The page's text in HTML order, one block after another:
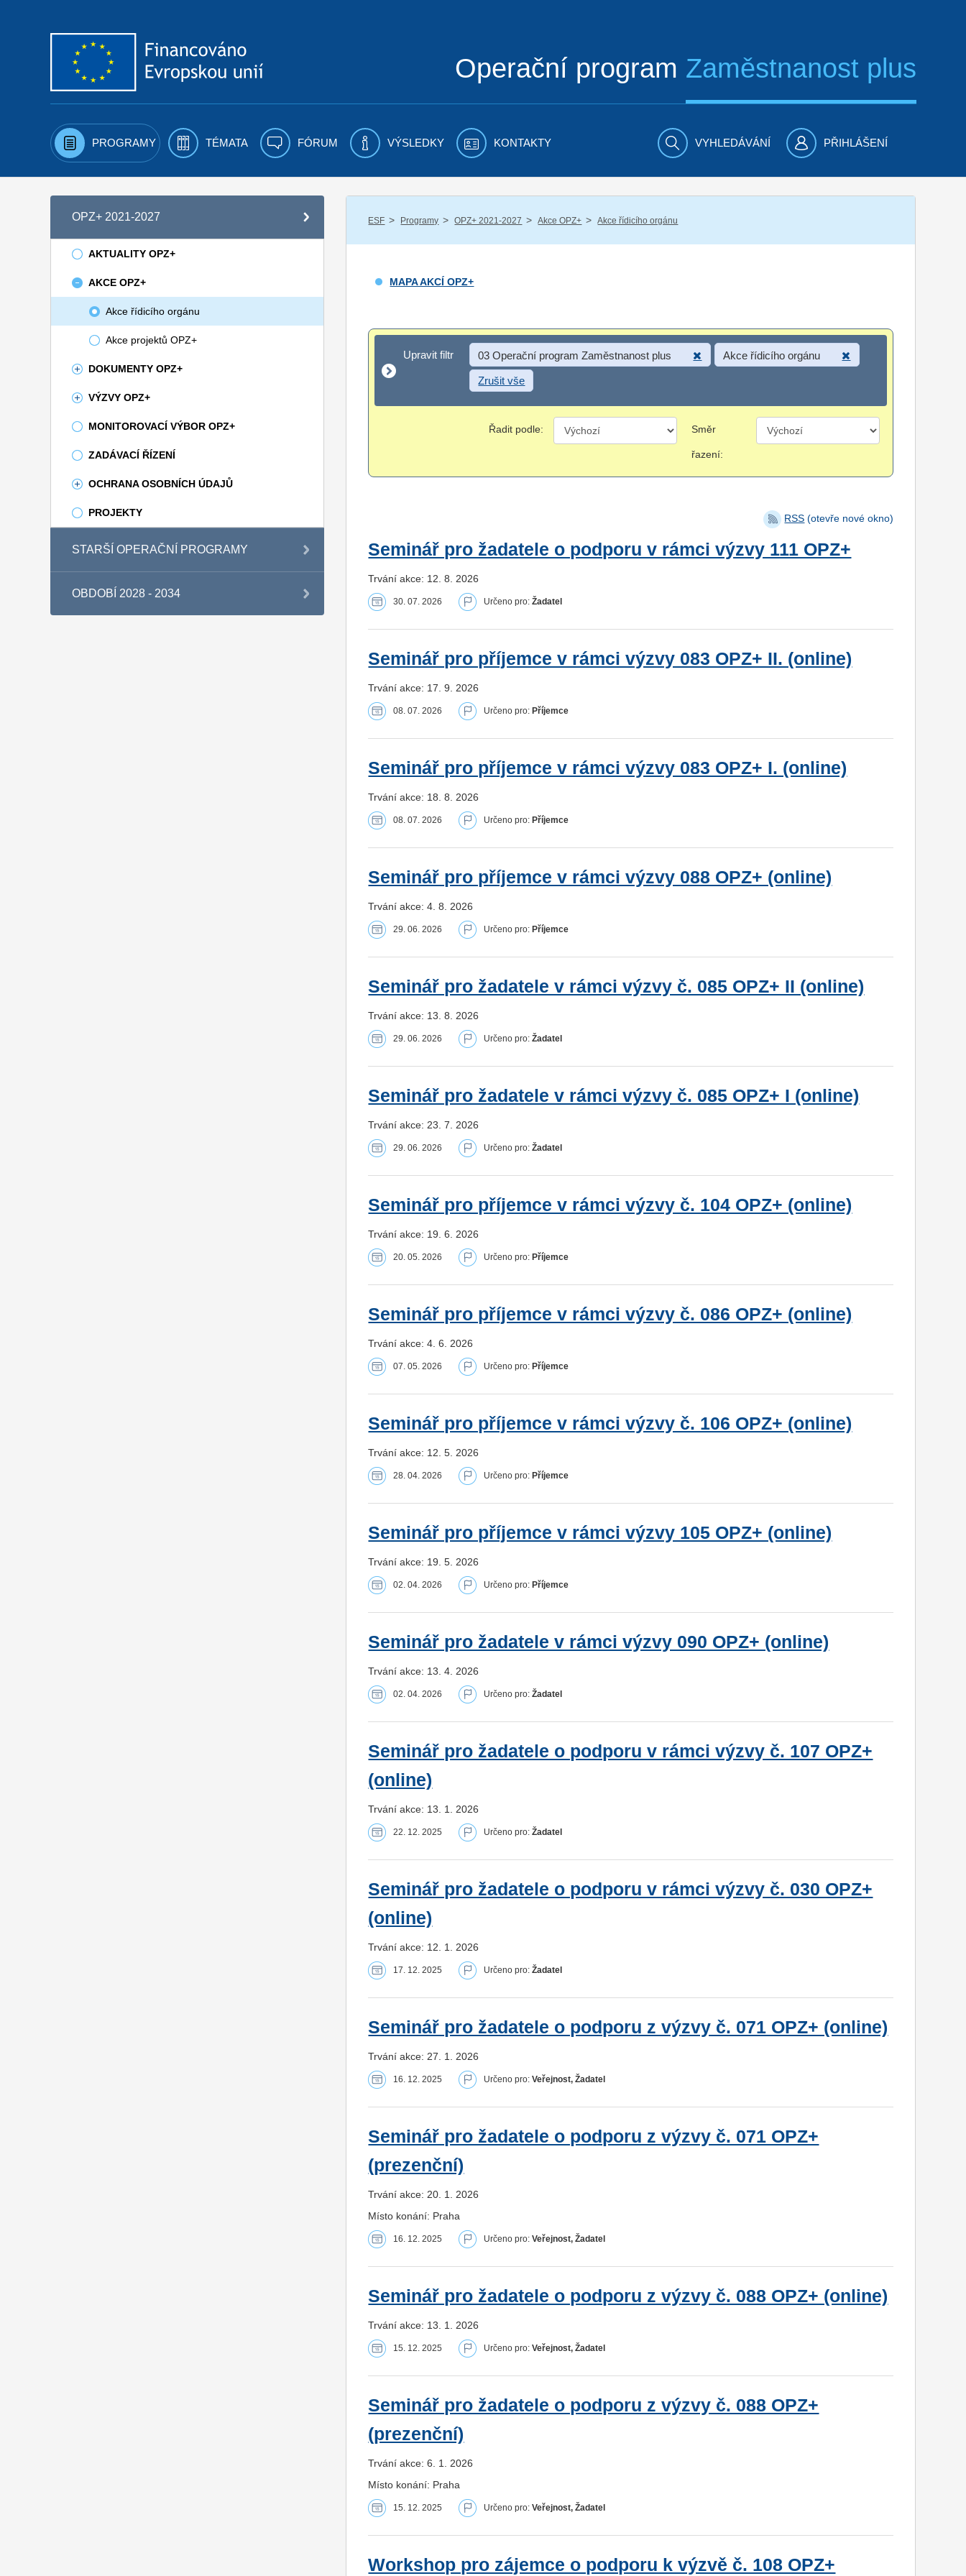
Operační program Zaměstnanost plus
PROGRAMY TÉMATA FÓRUM VÝSLEDKY KONTAKTY VYHLEDÁVÁNÍ PŘIHLÁŠENÍ
OPZ+ 2021-2027
AKTUALITY OPZ+
AKCE OPZ+
Akce řídicího orgánu
Akce projektů OPZ+
DOKUMENTY OPZ+
VÝZVY OPZ+
MONITOROVACÍ VÝBOR OPZ+
ZADÁVACÍ ŘÍZENÍ
OCHRANA OSOBNÍCH ÚDAJŮ
PROJEKTY
STARŠÍ OPERAČNÍ PROGRAMY
OBDOBÍ 2028 - 2034
ESF / Programy / OPZ+ 2021-2027 / Akce OPZ+ / Akce řídicího orgánu
MAPA AKCÍ OPZ+
Upravit filtr
Upravit filtr 03 Operační program Zaměstnanost plus Akce řídicího orgánu
Zrušit vše
Řadit podle: Směr
řazení:
RSS (otevře nové okno)
Seminář pro žadatele o podporu v rámci výzvy 111 OPZ+
Trvání akce: 12. 8. 2026
30. 07. 2026 Určeno pro:Žadatel
Seminář pro příjemce v rámci výzvy 083 OPZ+ II. (online)
Trvání akce: 17. 9. 2026
08. 07. 2026 Určeno pro:Příjemce
Seminář pro příjemce v rámci výzvy 083 OPZ+ I. (online)
Trvání akce: 18. 8. 2026
08. 07. 2026 Určeno pro:Příjemce
Seminář pro příjemce v rámci výzvy 088 OPZ+ (online)
Trvání akce: 4. 8. 2026
29. 06. 2026 Určeno pro:Příjemce
Seminář pro žadatele v rámci výzvy č. 085 OPZ+ II (online)
Trvání akce: 13. 8. 2026
29. 06. 2026 Určeno pro:Žadatel
Seminář pro žadatele v rámci výzvy č. 085 OPZ+ I (online)
Trvání akce: 23. 7. 2026
29. 06. 2026 Určeno pro:Žadatel
Seminář pro příjemce v rámci výzvy č. 104 OPZ+ (online)
Trvání akce: 19. 6. 2026
20. 05. 2026 Určeno pro:Příjemce
Seminář pro příjemce v rámci výzvy č. 086 OPZ+ (online)
Trvání akce: 4. 6. 2026
07. 05. 2026 Určeno pro:Příjemce
Seminář pro příjemce v rámci výzvy č. 106 OPZ+ (online)
Trvání akce: 12. 5. 2026
28. 04. 2026 Určeno pro:Příjemce
Seminář pro příjemce v rámci výzvy 105 OPZ+ (online)
Trvání akce: 19. 5. 2026
02. 04. 2026 Určeno pro:Příjemce
Seminář pro žadatele v rámci výzvy 090 OPZ+ (online)
Trvání akce: 13. 4. 2026
02. 04. 2026 Určeno pro:Žadatel
Seminář pro žadatele o podporu v rámci výzvy č. 107 OPZ+
(online)
Trvání akce: 13. 1. 2026
22. 12. 2025 Určeno pro:Žadatel
Seminář pro žadatele o podporu v rámci výzvy č. 030 OPZ+
(online)
Trvání akce: 12. 1. 2026
17. 12. 2025 Určeno pro:Žadatel
Seminář pro žadatele o podporu z výzvy č. 071 OPZ+ (online)
Trvání akce: 27. 1. 2026
16. 12. 2025 Určeno pro:Veřejnost, Žadatel
Seminář pro žadatele o podporu z výzvy č. 071 OPZ+
(prezenční)
Trvání akce: 20. 1. 2026
Místo konání: Praha
16. 12. 2025 Určeno pro:Veřejnost, Žadatel
Seminář pro žadatele o podporu z výzvy č. 088 OPZ+ (online)
Trvání akce: 13. 1. 2026
15. 12. 2025 Určeno pro:Veřejnost, Žadatel
Seminář pro žadatele o podporu z výzvy č. 088 OPZ+
(prezenční)
Trvání akce: 6. 1. 2026
Místo konání: Praha
15. 12. 2025 Určeno pro:Veřejnost, Žadatel
Workshop pro zájemce o podporu k výzvě č. 108 OPZ+